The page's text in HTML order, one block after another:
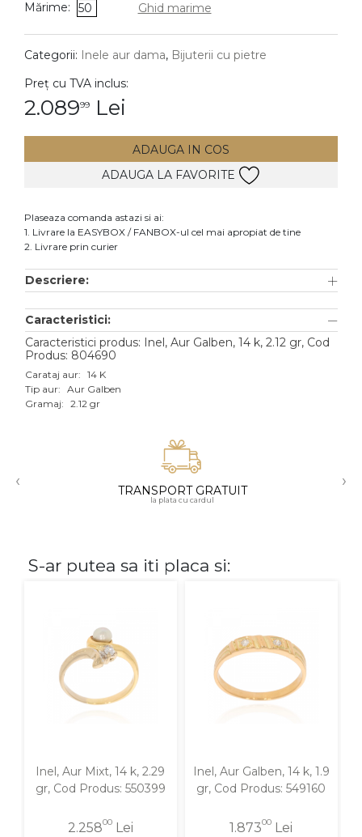
DIAMANTE Vezi toate
Cercei
Accesorii
Aur alb
Aur roz
Aur mixt
18K
Mărime: 50 Ghid marime
Categorii: Inele aur dama, Bijuterii cu pietre
Preț cu TVA inclus:
2.08999 Lei
ADAUGA IN COS
ADAUGA LA FAVORITE
Plaseaza comanda astazi si ai:
1. Livrare la EASYBOX / FANBOX-ul cel mai apropiat de tine
2. Livrare prin curier
Descriere:
Caracteristici:
Caracteristici produs: Inel, Aur Galben, 14 k, 2.12 gr, Cod
Produs: 804690
Carataj aur: 14 K
Tip aur: Aur Galben
Gramaj: 2.12 gr
‹ TRANSPORT GRATUIT
la plata cu cardul
›
S-ar putea sa iti placa si:
Inel, Aur Mixt, 14 k, 2.29
gr, Cod Produs: 550399
2.25800Lei
Inel, Aur Galben, 14 k, 1.9
gr, Cod Produs: 549160
1.87300 Lei